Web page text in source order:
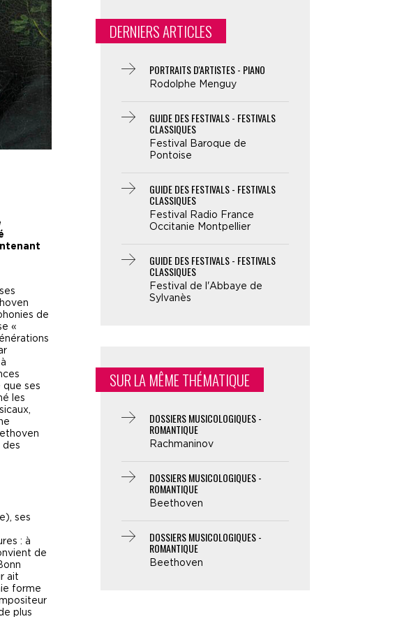
de
«
que ses
les
des
ses
: à
de
ait
forme
plus
DERNIERS ARTICLES
PORTRAITS D'ARTISTES - PIANO
Rodolphe Menguy
GUIDE DES FESTIVALS - FESTIVALS
CLASSIQUES
Festival Baroque de
Pontoise
GUIDE DES FESTIVALS - FESTIVALS
CLASSIQUES
Festival Radio France
Occitanie Montpellier
GUIDE DES FESTIVALS - FESTIVALS
CLASSIQUES
Festival de l'Abbaye de
Sylvanès
SUR LA MÊME THÉMATIQUE
DOSSIERS MUSICOLOGIQUES -
ROMANTIQUE
Rachmaninov
DOSSIERS MUSICOLOGIQUES -
ROMANTIQUE
Beethoven
DOSSIERS MUSICOLOGIQUES -
ROMANTIQUE
Beethoven